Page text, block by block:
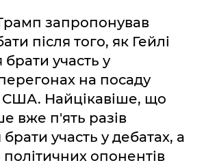
запропонував
після того, як Гейлі
участь у
на посаду
США. Найцікавіше, що
вже п'ять разів
участь у дебатах, а
політичних опонентів